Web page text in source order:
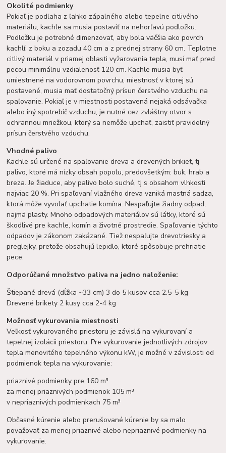
Okolité podmienky
Pokiaľ je podlaha z ľahko zápalného alebo tepelne citlivého
materiálu, kachle sa musia postaviť na nehorľavú podložku.
Podložku je potrebné dimenzovať, aby bola väčšia ako povrch
kachlí: z boku a zozadu 40 cm a z prednej strany 60 cm. Teplotne
citlivý materiál v priamej oblasti vyžarovania tepla, musí mať pred
pecou minimálnu vzdialenosť 120 cm. Kachle musia byť
umiestnené na vodorovnom povrchu, miestnosť v ktorej sú
postavené, musia mať dostatočný prísun čerstvého vzduchu na
spaľovanie. Pokiaľ je v miestnosti postavená nejaká odsávačka
alebo iný spotrebič vzduchu, je nutné cez zvláštny otvor s
ochrannou mriežkou, ktorý sa nemôže upchať, zaistiť pravidelný
prísun čerstvého vzduchu.
Vhodné palivo
Kachle sú určené na spaľovanie dreva a drevených brikiet, tj
palivo, ktoré má nízky obsah popolu, predovšetkým: buk, hrab a
breza. Je žiaduce, aby palivo bolo suché, tj s obsahom vlhkosti
najviac 20 %. Pri spaľovaní vlažného dreva vzniká mastná sadza,
ktorá môže vyvolať upchatie komína. Nespaľujte žiadny odpad,
najmä plasty. Mnoho odpadových materiálov sú látky, ktoré sú
škodlivé pre kachle, komín a životné prostredie. Spaľovanie týchto
odpadov je zákonom zakázané. Tiež nespaľujte drevotriesky a
preglejky, pretože obsahujú lepidlo, ktoré spôsobuje prehriatie
pece.
Odporúčané množstvo paliva na jedno naloženie:
Štiepané drevá (dĺžka ~33 cm) 3 do 5 kusov cca 2.5-5 kg
Drevené brikety 2 kusy cca 2-4 kg
Možnosť vykurovania miestnosti
Veľkosť vykurovaného priestoru je závislá na vykurovaní a
tepelnej izolácii priestoru. Pre vykurovanie jednotlivých zdrojov
tepla menovitého tepelného výkonu kW, je možné v závislosti od
podmienok tepla na vykurovanie:
priaznivé podmienky pre 160 m³
za menej priaznivých podmienok 105 m³
v nepriaznivých podmienkach 75 m³
Občasné kúrenie alebo prerušované kúrenie by sa malo
považovať za menej priaznivé alebo nepriaznivé podmienky na
vykurovanie.